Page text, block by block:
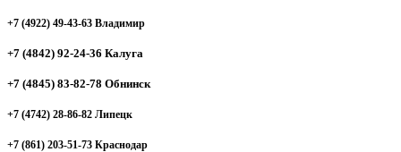
+7 (4922) 49-43-63 Владимир
+7 (4842) 92-24-36 Калуга
+7 (4845) 83-82-78 Обнинск
+7 (4742) 28-86-82 Липецк
+7 (861) 203-51-73 Краснодар